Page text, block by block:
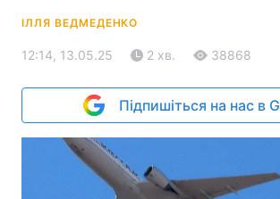
ІЛЛЯ ВЕДМЕДЕНКО
12:14, 13.05.25 2 хв. 38868
Підпишіться на нас в